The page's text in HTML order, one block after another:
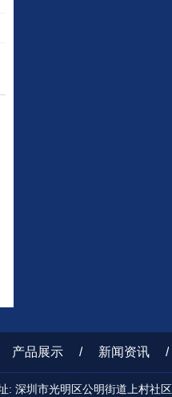
产品展示 / 新闻资讯 /
: 深圳市光明区公明街道上村